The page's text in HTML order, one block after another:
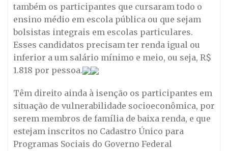
também os participantes que cursaram todo o
ensino médio em escola pública ou que sejam
bolsistas integrais em escolas particulares.
Esses candidatos precisam ter renda igual ou
inferior a um salário mínimo e meio, ou seja, R$
1.818 por pessoa.
Têm direito ainda à isenção os participantes em
situação de vulnerabilidade socioeconômica, por
serem membros de família de baixa renda, e que
estejam inscritos no Cadastro Único para
Programas Sociais do Governo Federal